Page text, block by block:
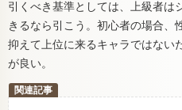
引くべき基準としては、上級者は
きるなら引こう。初心者の場合、
抑えて上位に来るキャラではない
が良い。